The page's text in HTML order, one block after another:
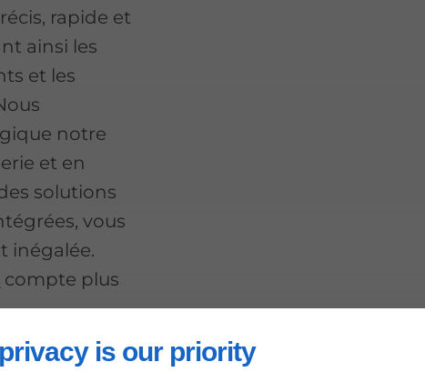
is our priority
rapide et
ainsi les
et les
notre
et en
solutions
vous
inégalée.
compte plus